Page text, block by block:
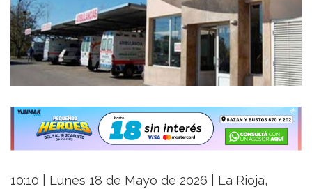
10:10 | Lunes 18 de Mayo de 2026 | La Rioja,